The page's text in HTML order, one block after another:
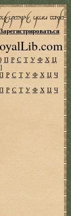
Зарегистрироваться
П Р С Т У Ф Х Ц
Р С Т У Ф Х Ц Ч
Р С Т У Ф Х Ц Ч